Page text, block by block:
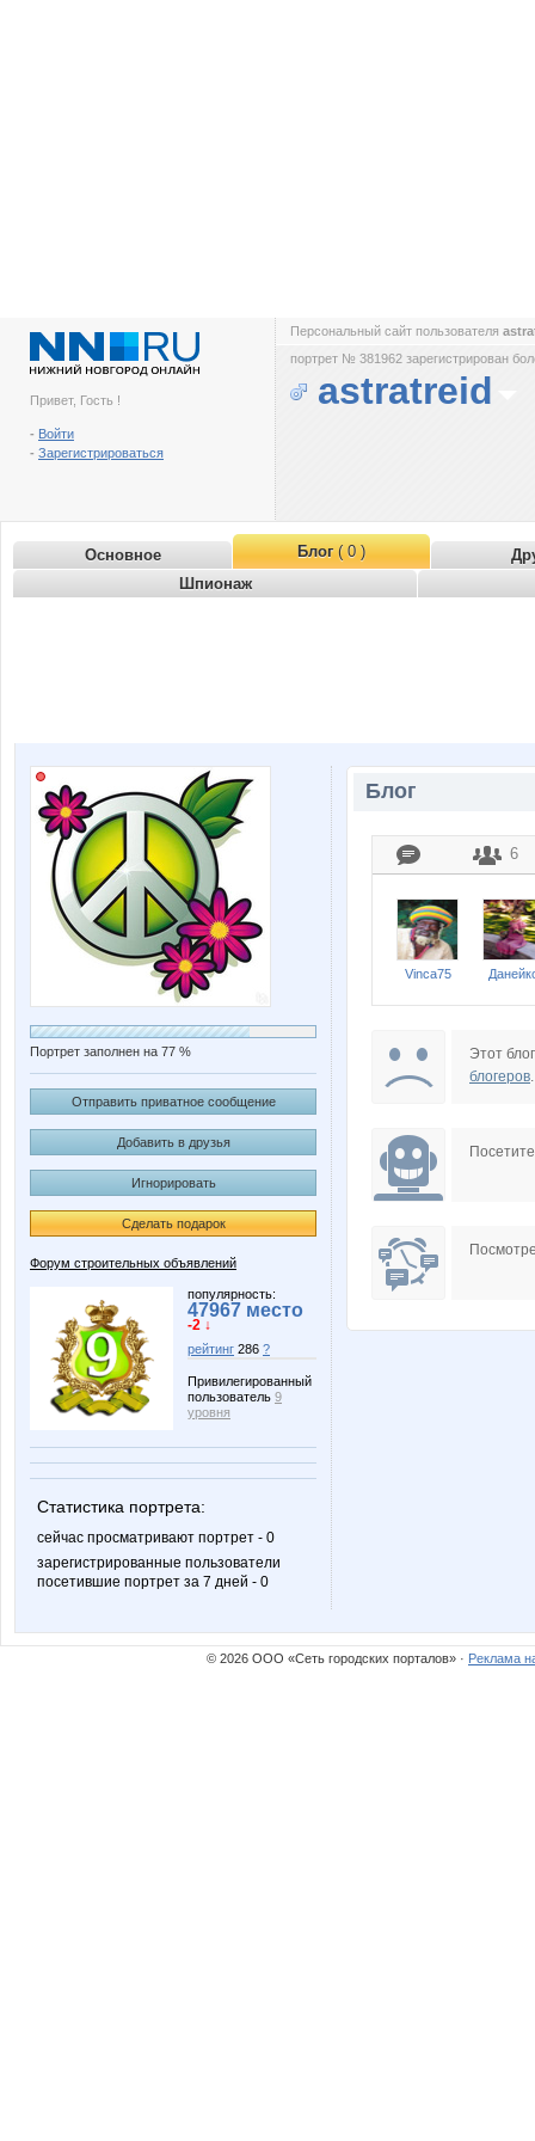
Привет, Гость !
- Войти
- Зарегистрироваться
Персональный сайт пользователя
портрет № 381962 зарегистрирован
astratreid
Основное Блог( 0 )
Шпионаж
Портрет заполнен на 77 %
Отправить приватное сообщение
Добавить в друзья
Игнорировать
Сделать подарок
Форум строительных объявлений
популярность:
47967 место
-2 ↓
рейтинг 286 ?
Привилегированный
пользователь 9
уровня
Статистика портрета:
сейчас просматривают портрет - 0
зарегистрированные пользователи
посетившие портрет за 7 дней - 0
Блог
6
Vinca75
Этот
блогеров.
© 2026 ООО «Сеть городских порталов» · Реклама